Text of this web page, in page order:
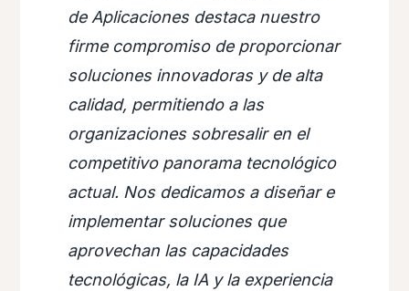
de Aplicaciones destaca nuestro
firme compromiso de proporcionar
soluciones innovadoras y de alta
calidad, permitiendo a las
organizaciones sobresalir en el
competitivo panorama tecnológico
actual. Nos dedicamos a diseñar e
implementar soluciones que
aprovechan las capacidades
tecnológicas, la IA y la experiencia